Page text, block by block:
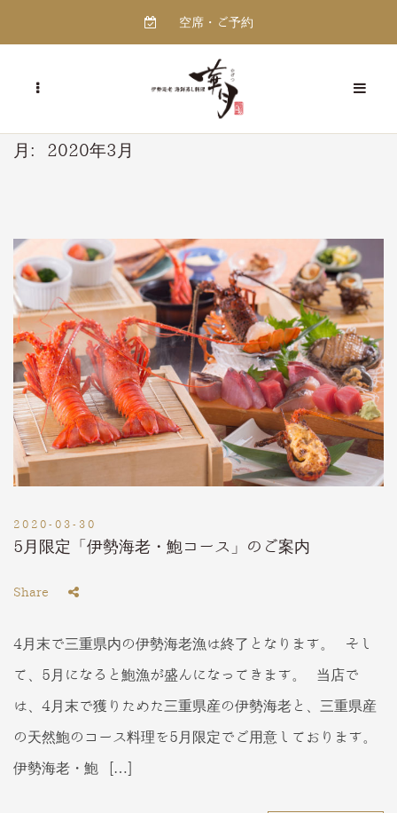
空席・ご予約
月: 2020年3月
2020-03-30
5月限定「伊勢海老・鮑コース」のご案内
Share
4月末で三重県内の伊勢海老漁は終了となります。 そし
て、5月になると鮑漁が盛んになってきます。 当店で
は、4月末で獲りためた三重県産の伊勢海老と、三重県産
の天然鮑のコース料理を5月限定でご用意しております。
伊勢海老・鮑 […]